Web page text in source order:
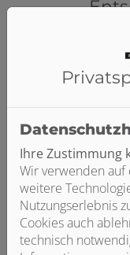
Begehbare
Duschwanne
oder
Ihre Zustimmung
Wir verwenden auf
weitere
Nutzungserlebnis
Cookies auch
technisch